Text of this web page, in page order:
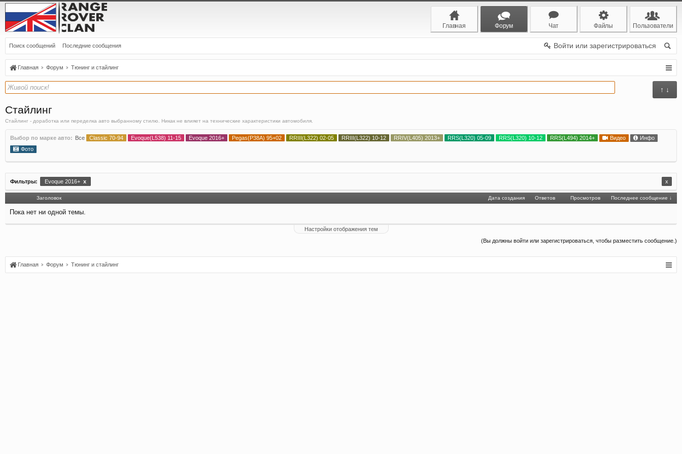
Главная Форум Чат Файлы Пользователи
Поиск сообщений Последние сообщения Войти или зарегистрироваться
Главная Форум Тюнинг и стайлинг
↑ ↓
Стайлинг
Стайлинг - доработка или переделка авто выбранному стилю. Никак не влияет на технические характеристики автомобиля.
Выбор по марке авто: Все Classic 70-94 Evoque(L538) 11-15 Evoque 2016+ Pegas(P38A) 95+02 RRIII(L322) 02-05 RRIII(L322) 10-12 RRIV(L405) 2013+ RRS(L320) 05-09 RRS(L320) 10-12 RRS(L494) 2014+ Видео
Инфо
Фото
Фильтры: Evoque 2016+ x x
Заголовок Дата создания Ответов Просмотров Последнее сообщение ↓
Пока нет ни одной темы.
Настройки отображения тем
(Вы должны войти или зарегистрироваться, чтобы разместить сообщение.)
Главная Форум Тюнинг и стайлинг